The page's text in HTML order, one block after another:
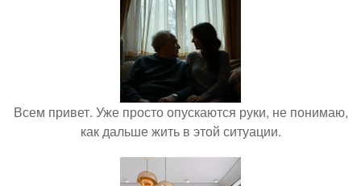
Всем привет. Уже просто опускаются руки, не понимаю,
как дальше жить в этой ситуации.